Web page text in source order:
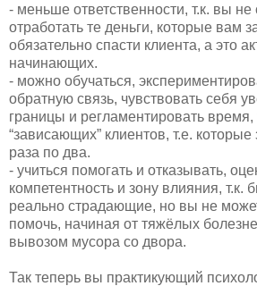
- меньше ответственности, т.к. вы не
отработать те деньги, которые вам
обязательно спасти клиента, а это
начинающих.
- можно обучаться,
обратную связь, чувствовать себя
границы и регламентировать время,
“зависающих” клиентов, т.е.
раза по два.
- учиться помогать и отказывать,
компетентность и зону влияния, т.к.
реально страдающие, но вы не
помочь, начиная от тяжёлых
вывозом мусора со двора.
Так теперь вы практикующий